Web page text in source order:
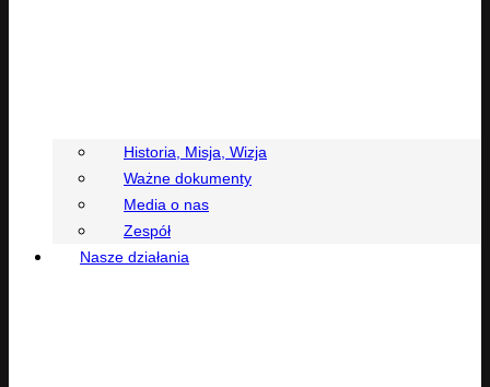
Historia, Misja, Wizja
Ważne dokumenty
Media o nas
Zespół
Nasze działania